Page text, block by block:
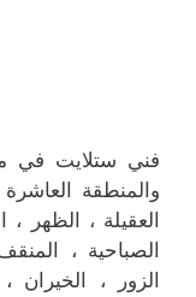
فني ستلايت في
العقيلة ، الظهر ،
الصباحية ،
الزور ، الخيران